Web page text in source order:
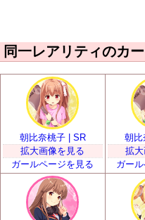
同一レアリティのカ
朝比奈桃子 | SR
拡大画像を見る
ガールページを見る
朝比
拡
ガー